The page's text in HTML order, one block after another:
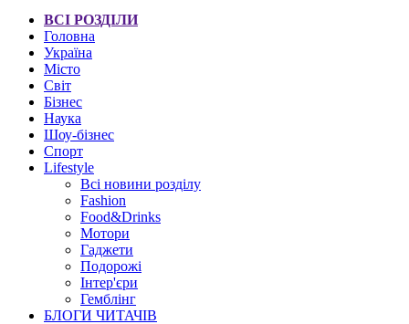
ВСІ РОЗДІЛИ
Головна
Україна
Місто
Світ
Бізнес
Наука
Шоу-бізнес
Спорт
Lifestyle
Всі новини розділу
Fashion
Food&Drinks
Мотори
Гаджети
Подорожі
Інтер'єри
Гемблінг
БЛОГИ ЧИТАЧІВ